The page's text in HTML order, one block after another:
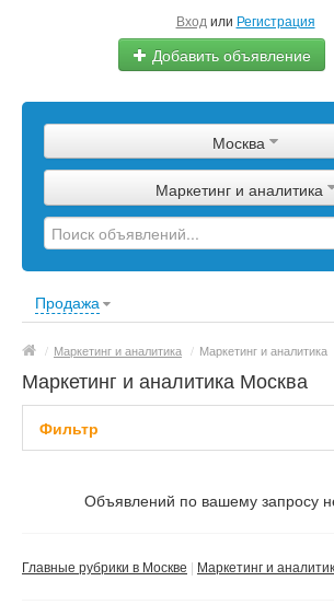
Вход или Регистрация
Добавить объявление
Сырье
Изделия
Оборудование
Москва
Маркетинг и аналитика
Продажа
/ Маркетинг и аналитика / Маркетинг и аналитика
Маркетинг и аналитика Москва
Фильтр
Частное лицо
Объявлений по вашему запросу
Главные рубрики в Москве Маркетинг и